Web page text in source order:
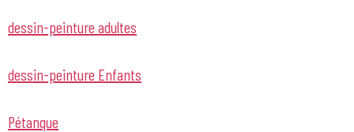
dessin-peinture adultes
dessin-peinture Enfants
Pétanque